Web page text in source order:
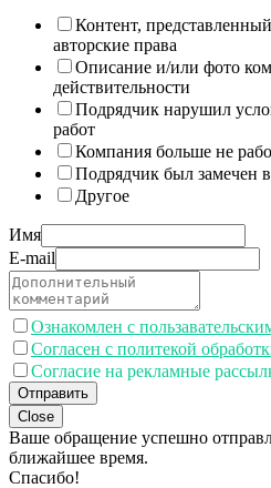
Контент,
авторские права
Описание и/или фото
действительности
Подрядчик нарушил
работ
Компания больше не
Подрядчик был замечен
Другое
Имя
E-mail
Ознакомлен с
Согласен с политекой
Согласие на рекламные
Отправить
Close
Ваше обращение успешно
ближайшее время.
Спасибо!